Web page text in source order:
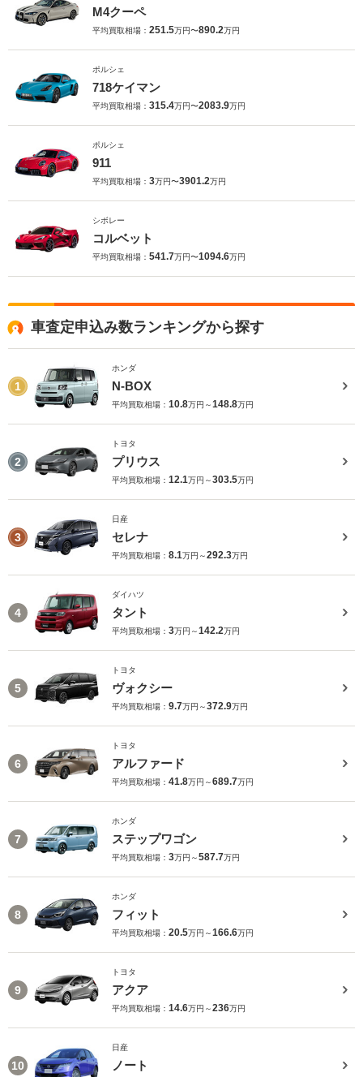
M4クーペ
平均買取相場： 251.5万円〜890.2万円
ポルシェ
718ケイマン
平均買取相場： 315.4万円〜2083.9万円
ポルシェ
911
平均買取相場： 3万円〜3901.2万円
シボレー
コルベット
平均買取相場： 541.7万円〜1094.6万円
車査定申込み数ランキングから探す
1
ホンダ
N-BOX
平均買取相場： 10.8万円～148.8万円
2
トヨタ
プリウス
平均買取相場： 12.1万円～303.5万円
3
日産
セレナ
平均買取相場： 8.1万円～292.3万円
4
ダイハツ
タント
平均買取相場： 3万円～142.2万円
5
トヨタ
ヴォクシー
平均買取相場： 9.7万円～372.9万円
6
トヨタ
アルファード
平均買取相場： 41.8万円～689.7万円
7
ホンダ
ステップワゴン
平均買取相場： 3万円～587.7万円
8
ホンダ
フィット
平均買取相場： 20.5万円～166.6万円
9
トヨタ
アクア
平均買取相場： 14.6万円～236万円
10
日産
ノート